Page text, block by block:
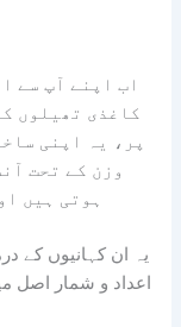
اب اپنے آپ سے
کاغذی تھیلوں
پر، یہ اپنی
وزن کے تحت
ہوتی ہیں
یہ ان کہانیوں کے
اعداد و شمار اصل